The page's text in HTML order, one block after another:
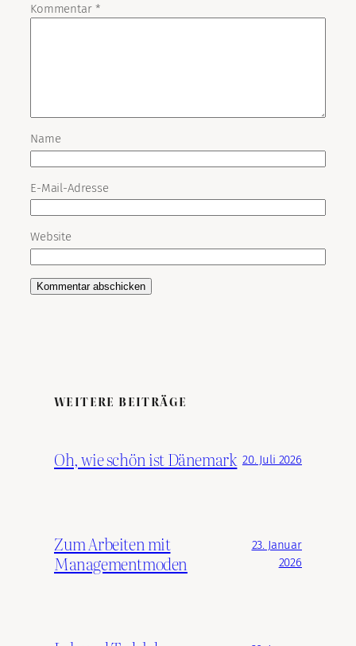
Kommentar *
Name
E-Mail-Adresse
Website
WEITERE BEITRÄGE
Oh, wie schön ist Dänemark 20. Juli 2026
Zum Arbeiten mit
Managementmoden
23. Januar
2026